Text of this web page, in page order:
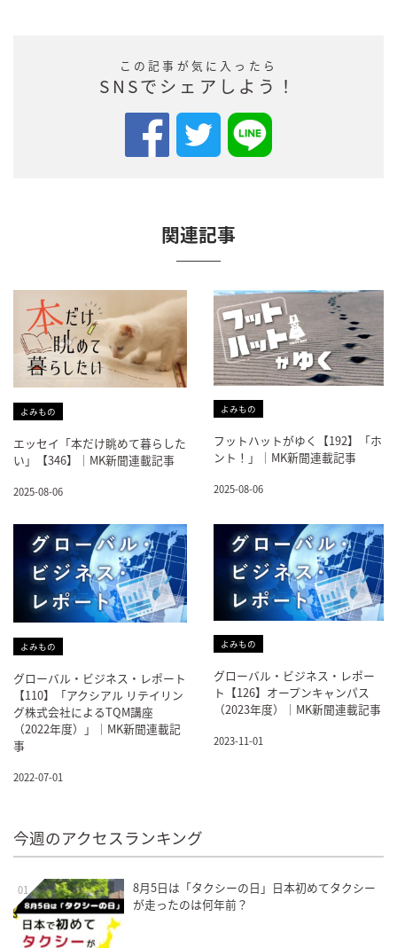
この記事が気に入ったら
SNSでシェアしよう！
関連記事
よみもの
エッセイ「本だけ眺めて暮らした
い」【346】｜MK新聞連載記事
2025-08-06
よみもの
フットハットがゆく【192】「ホ
ント！」｜MK新聞連載記事
2025-08-06
よみもの
グローバル・ビジネス・レポート
【110】「アクシアル リテイリン
グ株式会社によるTQM講座
（2022年度）」｜MK新聞連載記
事
2022-07-01
よみもの
グローバル・ビジネス・レポー
ト【126】オープンキャンパス
（2023年度）｜MK新聞連載記事
2023-11-01
今週のアクセスランキング
01
8月5日は「タクシーの日」日本初めてタクシー
が走ったのは何年前？